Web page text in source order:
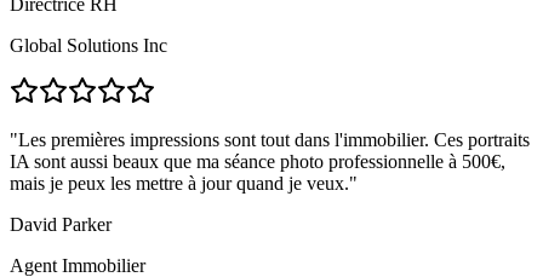
Directrice RH
Global Solutions Inc
"Les premières impressions sont tout dans l'immobilier. Ces portraits
IA sont aussi beaux que ma séance photo professionnelle à 500€,
mais je peux les mettre à jour quand je veux."
David Parker
Agent Immobilier